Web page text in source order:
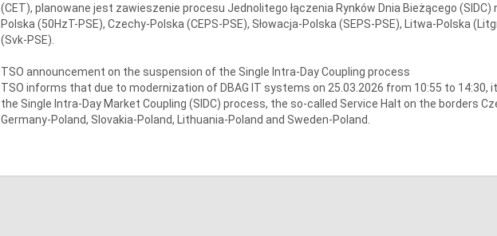
(CET), planowane jest zawieszenie procesu Jednolitego łączenia Rynków Dnia Bieżącego (SIDC)
Polska (50HzT-PSE), Czechy-Polska (CEPS-PSE), Słowacja-Polska (SEPS-PSE), Litwa-Polska
(Svk-PSE).
TSO announcement on the suspension of the Single Intra-Day Coupling process
TSO informs that due to modernization of DBAG IT systems on 25.03.2026 from 10:55 to 14:30,
the Single Intra-Day Market Coupling (SIDC) process, the so-called Service Halt on the borders
Germany-Poland, Slovakia-Poland, Lithuania-Poland and Sweden-Poland.